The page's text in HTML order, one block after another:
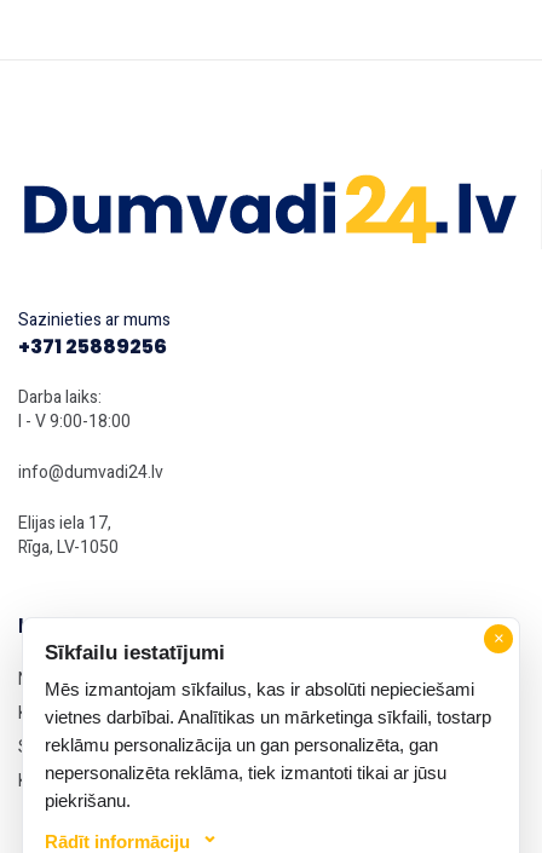
Sazinieties ar mums
+371 25889256
Darba laiks:
I - V 9:00-18:00
info@dumvadi24.lv
Elijas iela 17,
Rīga, LV-1050
Informācija
Noteikumi un nosacījumi
Konfidencialitātes politika
Sīkdatņu politika
Kontakti
×
Sīkfailu iestatījumi
Mēs izmantojam sīkfailus, kas ir absolūti nepieciešami
vietnes darbībai. Analītikas un mārketinga sīkfaili, tostarp
reklāmu personalizācija un gan personalizēta, gan
nepersonalizēta reklāma, tiek izmantoti tikai ar jūsu
piekrišanu.
Rādīt informāciju